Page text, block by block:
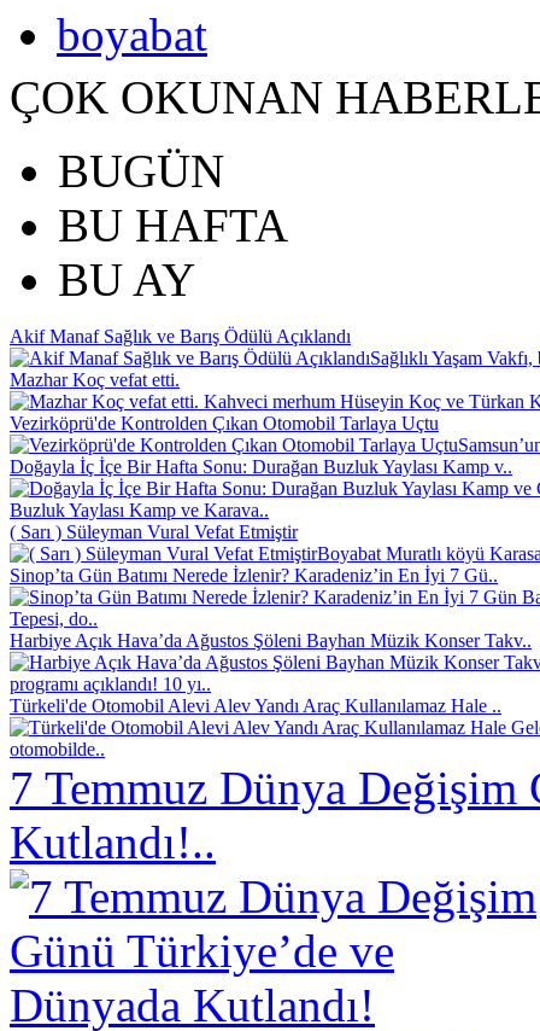
boyabat
ÇOK OKUNAN
BUGÜN
BU HAFTA
BU AY
Akif Manaf Sağlık ve Barış Ödülü Açıklandı
Sağlıklı Yaşam
Mazhar Koç vefat etti.
Kahveci merhum Hüseyin Koç ve Türkan
Vezirköprü'de Kontrolden Çıkan Otomobil Tarlaya Uçtu
Doğayla İç İçe Bir Hafta Sonu: Durağan Buzluk Yaylası Kamp v..
Buzluk Yaylası Kamp ve Karava..
( Sarı ) Süleyman Vural Vefat Etmiştir
Boyabat Muratlı köyü
Sinop’ta Gün Batımı Nerede İzlenir? Karadeniz’in En İyi 7 Gü..
Tepesi, do..
Harbiye Açık Hava’da Ağustos Şöleni Bayhan Müzik Konser Takv..
programı açıklandı! 10 yı..
Türkeli'de Otomobil Alevi Alev Yandı Araç Kullanılamaz Hale ..
otomobilde..
7 Temmuz Dünya Değişim
Kutlandı!..